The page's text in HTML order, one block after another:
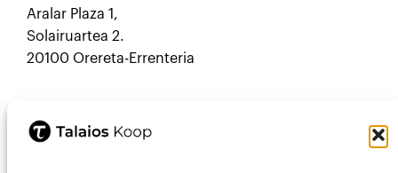
Aralar Plaza 1,
Solairuartea 2.
20100 Orereta-Errenteria